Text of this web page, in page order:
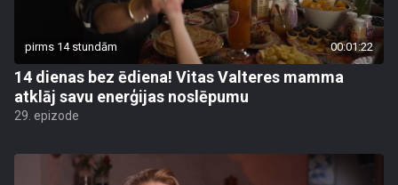
pirms 14 stundām 00:01:22
14 dienas bez ēdiena! Vitas Valteres mamma
atklāj savu enerģijas noslēpumu
29. epizode